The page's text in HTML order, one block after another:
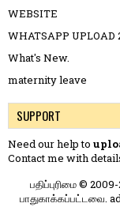
WEBSITE
WHATSAPP UPLOAD
What's New.
maternity leave
SUPPORT
Need our help to
Contact me with
பதிப்புரிமை ©
பாதுகாக்கப்பட்டவை.